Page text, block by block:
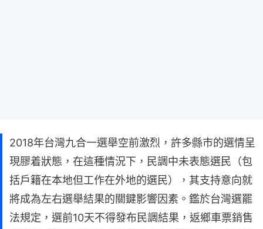
2018年台灣九合一選舉空前激烈，許多縣市的選情呈
現膠着狀態，在這種情況下，民調中未表態選民（包
括戶籍在本地但工作在外地的選民），其支持意向就
將成為左右選舉結果的關鍵影響因素。鑑於台灣選罷
法規定，選前10天不得發布民調結果，返鄉車票銷售